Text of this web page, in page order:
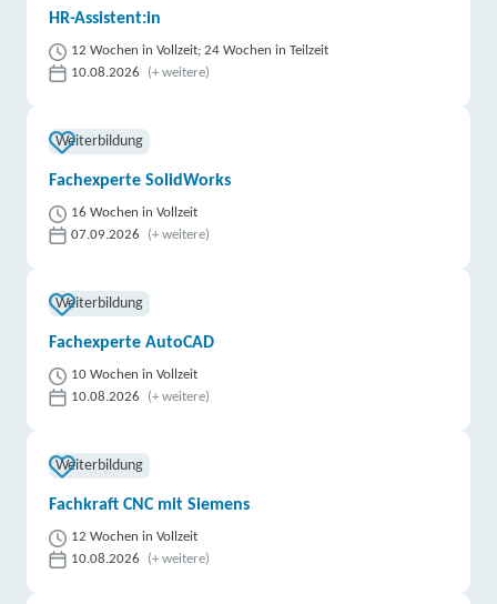
HR-Assistent:in
12 Wochen in Vollzeit; 24 Wochen in Teilzeit
10.08.2026
(+ weitere)
Weiterbildung
Fachexperte SolidWorks
16 Wochen in Vollzeit
07.09.2026
(+ weitere)
Weiterbildung
Fachexperte AutoCAD
10 Wochen in Vollzeit
10.08.2026
(+ weitere)
Weiterbildung
Fachkraft CNC mit Siemens
12 Wochen in Vollzeit
10.08.2026
(+ weitere)